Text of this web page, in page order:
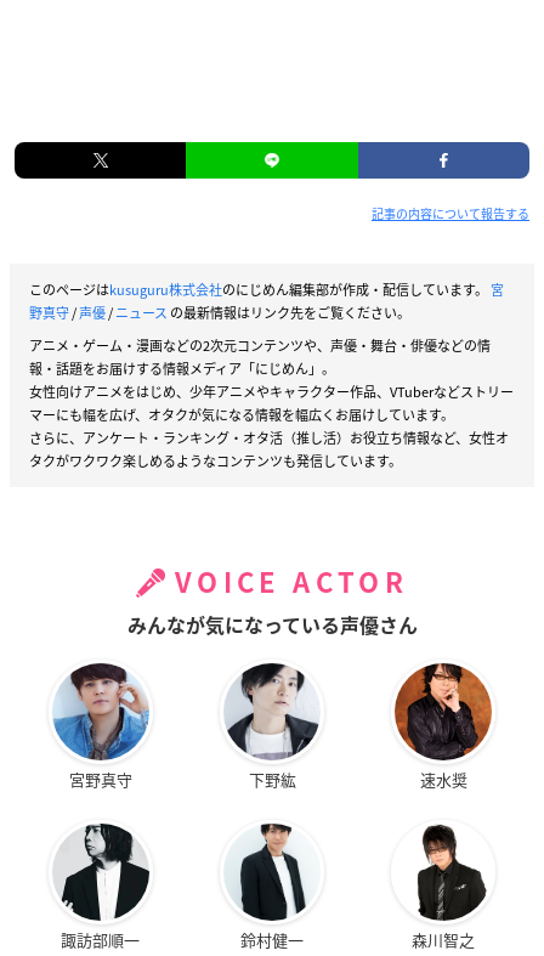
記事の内容について報告する
このページはkusuguru株式会社のにじめん編集部が作成・配信しています。 宮
野真守/声優/ニュース の最新情報はリンク先をご覧ください。
アニメ・ゲーム・漫画などの2次元コンテンツや、声優・舞台・俳優などの情
報・話題をお届けする情報メディア「にじめん」。
女性向けアニメをはじめ、少年アニメやキャラクター作品、VTuberなどストリー
マーにも幅を広げ、オタクが気になる情報を幅広くお届けしています。
さらに、アンケート・ランキング・オタ活（推し活）お役立ち情報など、女性オ
タクがワクワク楽しめるようなコンテンツも発信しています。
VOICE ACTOR
みんなが気になっている声優さん
宮野真守 下野紘 速水奨
諏訪部順一 鈴村健一 森川智之